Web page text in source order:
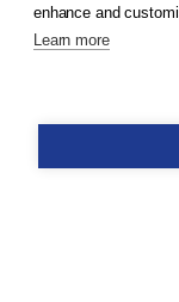
Order
enhance and
Learn more